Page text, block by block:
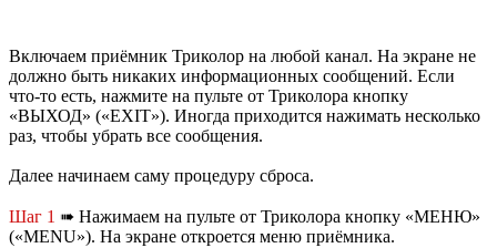
Включаем приёмник Триколор на любой канал. На экране не
должно быть никаких информационных сообщений. Если
что-то есть, нажмите на пульте от Триколора кнопку
«ВЫХОД» («EXIT»). Иногда приходится нажимать несколько
раз, чтобы убрать все сообщения.
Далее начинаем саму процедуру сброса.
Шаг 1 ➠ Нажимаем на пульте от Триколора кнопку «МЕНЮ»
(«MENU»). На экране откроется меню приёмника.